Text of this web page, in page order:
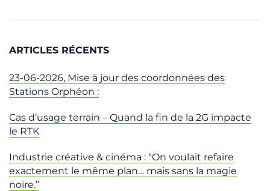
ARTICLES RÉCENTS
23-06-2026, Mise à jour des coordonnées des
Stations Orphéon :
Cas d’usage terrain – Quand la fin de la 2G impacte
le RTK
Industrie créative & cinéma : “On voulait refaire
exactement le même plan… mais sans la magie
noire.”